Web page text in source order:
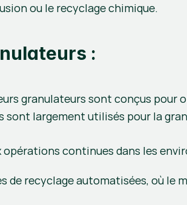
ou le recyclage chimique.
:
granulateurs sont conçus
sont largement utilisés pour la
opérations continues dans les
de recyclage automatisées, où